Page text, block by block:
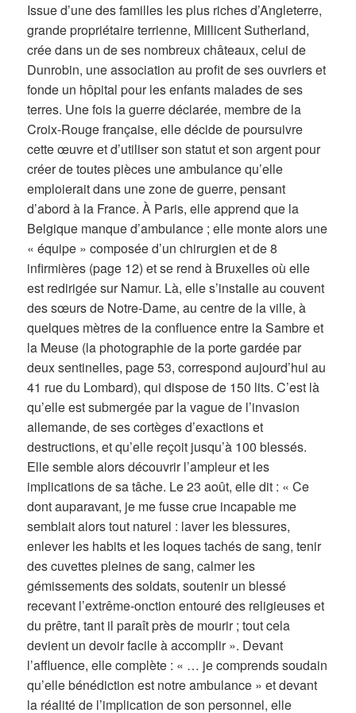
Issue d’une des familles les plus riches d’Angleterre,
grande propriétaire terrienne, Millicent Sutherland,
crée dans un de ses nombreux châteaux, celui de
Dunrobin, une association au profit de ses ouvriers et
fonde un hôpital pour les enfants malades de ses
terres. Une fois la guerre déclarée, membre de la
Croix-Rouge française, elle décide de poursuivre
cette œuvre et d’utiliser son statut et son argent pour
créer de toutes pièces une ambulance qu’elle
emploierait dans une zone de guerre, pensant
d’abord à la France. À Paris, elle apprend que la
Belgique manque d’ambulance ; elle monte alors une
« équipe » composée d’un chirurgien et de 8
infirmières (page 12) et se rend à Bruxelles où elle
est redirigée sur Namur. Là, elle s’installe au couvent
des sœurs de Notre-Dame, au centre de la ville, à
quelques mètres de la confluence entre la Sambre et
la Meuse (la photographie de la porte gardée par
deux sentinelles, page 53, correspond aujourd’hui au
41 rue du Lombard), qui dispose de 150 lits. C’est là
qu’elle est submergée par la vague de l’invasion
allemande, de ses cortèges d’exactions et
destructions, et qu’elle reçoit jusqu’à 100 blessés.
Elle semble alors découvrir l’ampleur et les
implications de sa tâche. Le 23 août, elle dit : « Ce
dont auparavant, je me fusse crue incapable me
semblait alors tout naturel : laver les blessures,
enlever les habits et les loques tachés de sang, tenir
des cuvettes pleines de sang, calmer les
gémissements des soldats, soutenir un blessé
recevant l’extrême-onction entouré des religieuses et
du prêtre, tant il paraît près de mourir ; tout cela
devient un devoir facile à accomplir ». Devant
l’affluence, elle complète : « … je comprends soudain
qu’elle bénédiction est notre ambulance » et devant
la réalité de l’implication de son personnel, elle